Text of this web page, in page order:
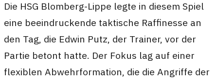
Die HSG Blomberg-Lippe legte in diesem Spiel
eine beeindruckende taktische Raffinesse an
den Tag, die Edwin Putz, der Trainer, vor der
Partie betont hatte. Der Fokus lag auf einer
flexiblen Abwehrformation, die die Angriffe der